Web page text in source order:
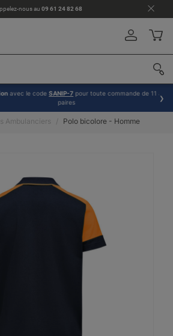
nous au 09 61 24 82 68
codeSANIP-7pour toute commande de 11 à 30
Ambulanciers Polo bicolore - Homme